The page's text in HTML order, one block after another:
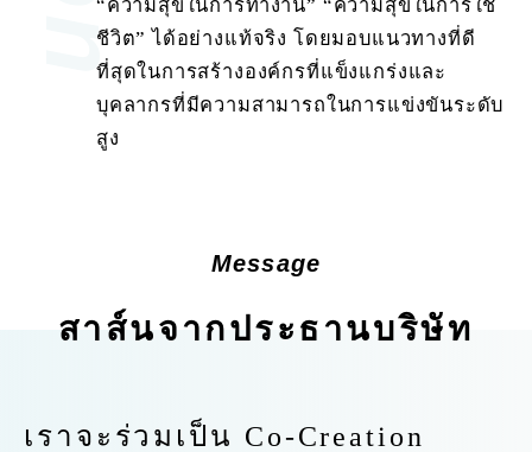
“ความสุขในการทำงาน” “ความสุขในการใช้
ชีวิต” ได้อย่างแท้จริง โดยมอบแนวทางที่ดี
ที่สุดในการสร้างองค์กรที่แข็งแกร่งและ
บุคลากรที่มีความสามารถในการแข่งขันระดับ
สูง
Message
สาส์นจากประธานบริษัท
เราจะร่วมเป็น Co-Creation